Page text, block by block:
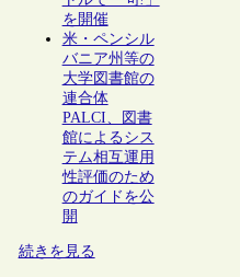
を開催
米・ペンシル
バニア州等の
大学図書館の
連合体
PALCI、図書
館によるシス
テム相互運用
性評価のため
のガイドを公
開
続きを見る